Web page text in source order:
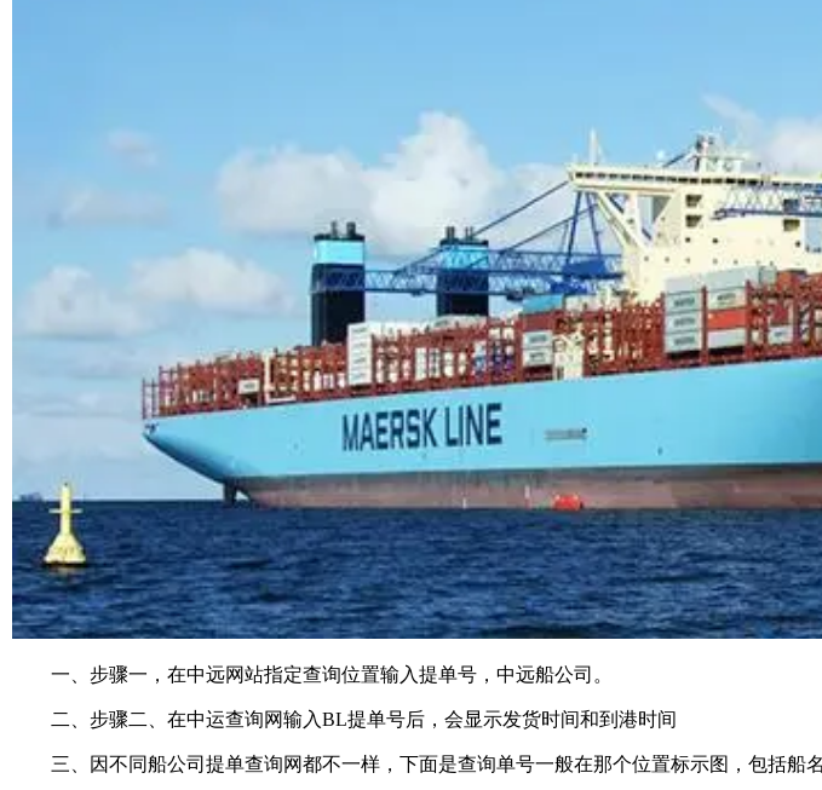
一、步骤一，在中远网站指定查询位置输入提单号，中远船公司。
二、步骤二、在中运查询网输入BL提单号后，会显示发货时间和到港时间
三、因不同船公司提单查询网都不一样，下面是查询单号一般在那个位置标示图，包括船名